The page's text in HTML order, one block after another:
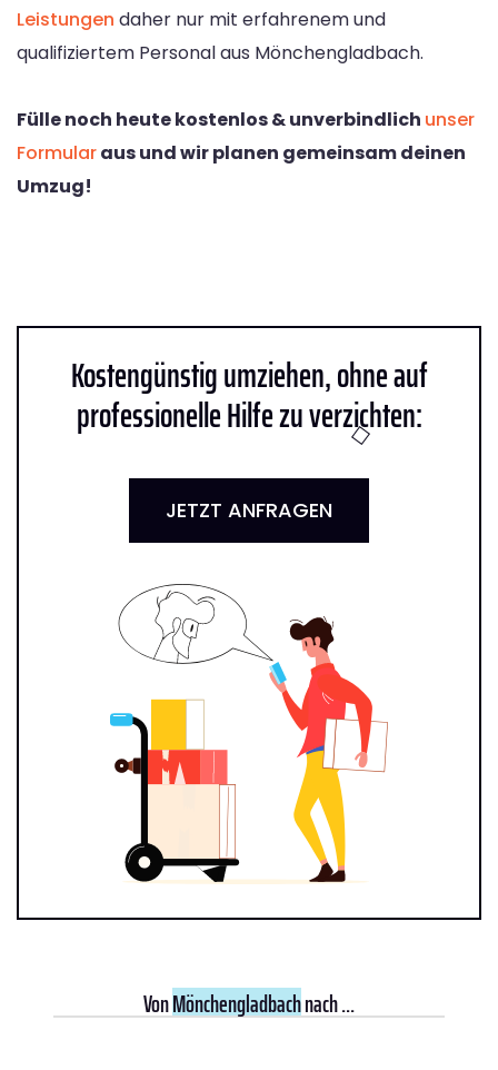
Leistungen daher nur mit erfahrenem und
qualifiziertem Personal aus Mönchengladbach.
Fülle noch heute kostenlos & unverbindlich unser
Formularaus und wir planen gemeinsam deinen
Umzug!
Kostengünstig umziehen, ohne auf
professionelle Hilfe zu verzichten:
JETZT ANFRAGEN
VonMönchengladbachnach ...